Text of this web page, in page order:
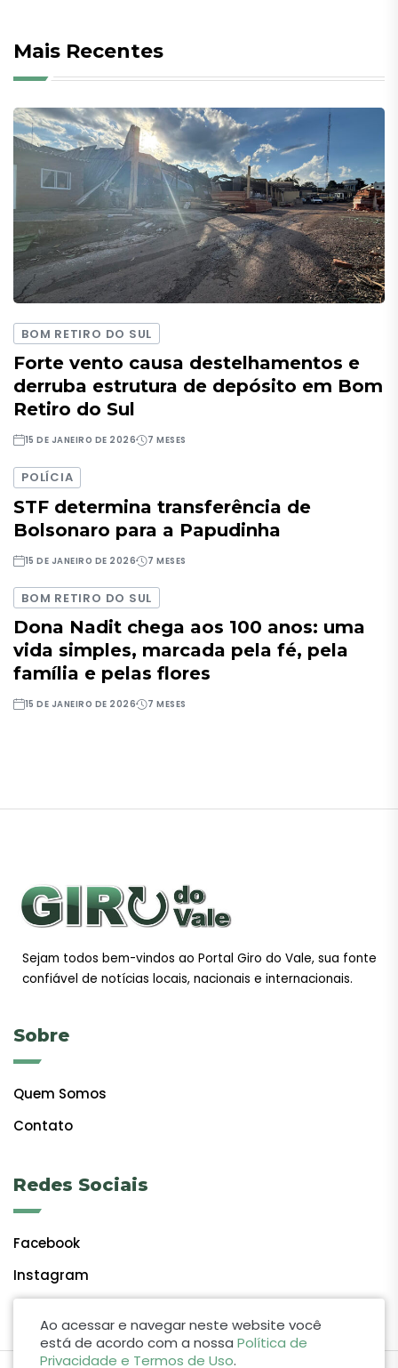
Mais Recentes
BOM RETIRO DO SUL
Forte vento causa destelhamentos e
derruba estrutura de depósito em Bom
Retiro do Sul
15 DE JANEIRO DE 2026 7 MESES
POLÍCIA
STF determina transferência de
Bolsonaro para a Papudinha
15 DE JANEIRO DE 2026 7 MESES
BOM RETIRO DO SUL
Dona Nadit chega aos 100 anos: uma
vida simples, marcada pela fé, pela
família e pelas flores
15 DE JANEIRO DE 2026 7 MESES
Sejam todos bem-vindos ao Portal Giro do Vale, sua fonte
confiável de notícias locais, nacionais e internacionais.
Sobre
Quem Somos
Contato
Redes Sociais
Facebook
Instagram
Ao acessar e navegar neste website você
está de acordo com a nossa Política de
Privacidade e Termos de Uso.